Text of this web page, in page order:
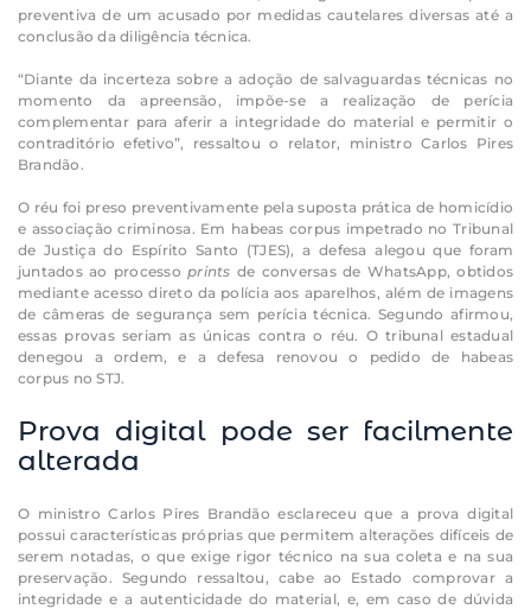
preventiva de um acusado por medidas cautelares diversas até a
conclusão da diligência técnica.
“Diante da incerteza sobre a adoção de salvaguardas técnicas no
momento da apreensão, impõe-se a realização de perícia
complementar para aferir a integridade do material e permitir o
contraditório efetivo”, ressaltou o relator, ministro Carlos Pires
Brandão.
O réu foi preso preventivamente pela suposta prática de homicídio
e associação criminosa. Em habeas corpus impetrado no Tribunal
de Justiça do Espírito Santo (TJES), a defesa alegou que foram
juntados ao processoprints de conversas de WhatsApp, obtidos
mediante acesso direto da polícia aos aparelhos, além de imagens
de câmeras de segurança sem perícia técnica. Segundo afirmou,
essas provas seriam as únicas contra o réu. O tribunal estadual
denegou a ordem, e a defesa renovou o pedido de habeas
corpus no STJ.
Prova digital pode ser facilmente
alterada
O ministro Carlos Pires Brandão esclareceu que a prova digital
possui características próprias que permitem alterações difíceis de
serem notadas, o que exige rigor técnico na sua coleta e na sua
preservação. Segundo ressaltou, cabe ao Estado comprovar a
integridade e a autenticidade do material, e, em caso de dúvida